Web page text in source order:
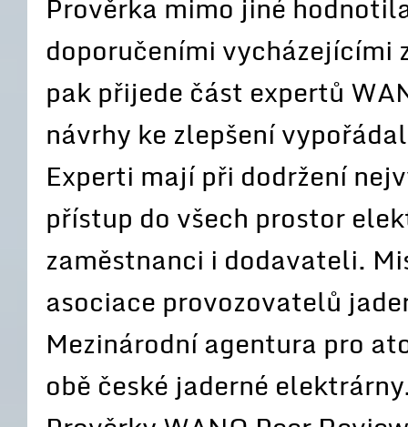
doporučeními vycházejícími
pak přijede část expertů
návrhy ke zlepšení
Experti mají při dodržení
přístup do všech prostor
zaměstnanci i dodavateli.
asociace provozovatelů
Mezinárodní agentura pro
obě české jaderné